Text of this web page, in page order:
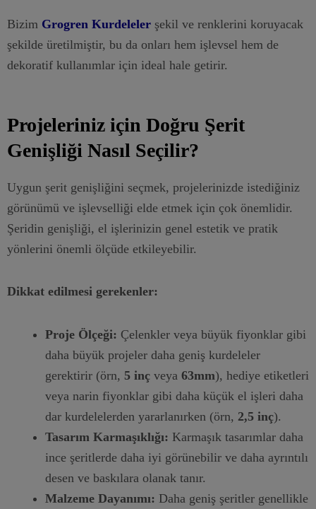
Bizim Grogren Kurdeleler şekil ve renklerini koruyacak
şekilde üretilmiştir, bu da onları hem işlevsel hem de
dekoratif kullanımlar için ideal hale getirir.
Projeleriniz için Doğru Şerit
Genişliği Nasıl Seçilir?
Uygun şerit genişliğini seçmek, projelerinizde istediğiniz
görünümü ve işlevselliği elde etmek için çok önemlidir.
Şeridin genişliği, el işlerinizin genel estetik ve pratik
yönlerini önemli ölçüde etkileyebilir.
Dikkat edilmesi gerekenler:
Proje Ölçeği: Çelenkler veya büyük fiyonklar gibi
daha büyük projeler daha geniş kurdeleler
gerektirir (örn, 5 inç veya 63mm), hediye etiketleri
veya narin fiyonklar gibi daha küçük el işleri daha
dar kurdelelerden yararlanırken (örn, 2,5 inç).
Tasarım Karmaşıklığı: Karmaşık tasarımlar daha
ince şeritlerde daha iyi görünebilir ve daha ayrıntılı
desen ve baskılara olanak tanır.
Malzeme Dayanımı: Daha geniş şeritler genellikle